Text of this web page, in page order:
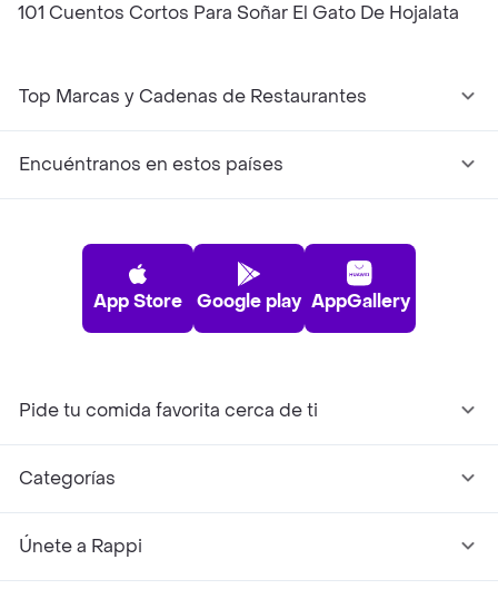
101 Cuentos Cortos Para Soñar El Gato De Hojalata
Top Marcas y Cadenas de Restaurantes
Encuéntranos en estos países
App Store Google play AppGallery
Pide tu comida favorita cerca de ti
Categorías
Únete a Rappi